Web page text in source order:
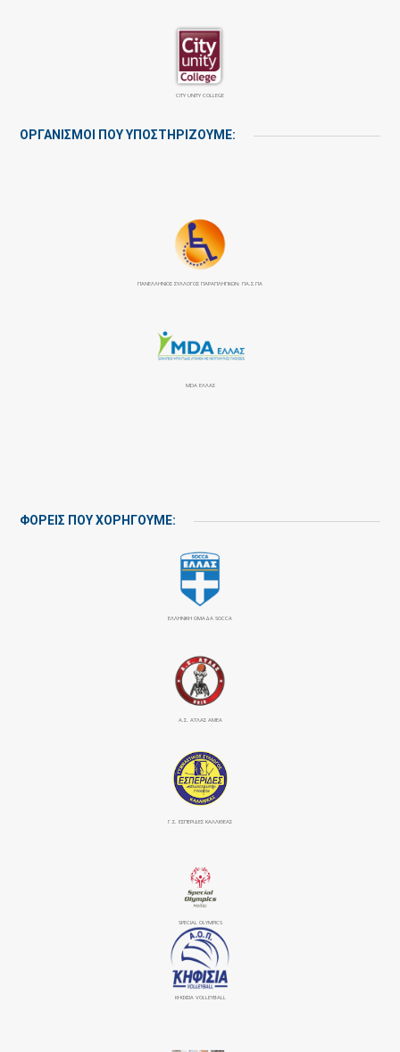
CITY UNITY COLLEGE
ΟΡΓΑΝΙΣΜΟΙ ΠΟΥ ΥΠΟΣΤΗΡΙΖΟΥΜΕ:
ΠΑΝΕΛΛΉΝΙΟΣ ΣΎΛΛΟΓΟΣ ΠΑΡΑΠΛΗΓΙΚΏΝ: ΠΑ.Σ.ΠΑ
MDA ΕΛΛΑΣ
ΦΟΡΕΙΣ ΠΟΥ ΧΟΡΗΓΟΥΜΕ:
ΕΛΛΗΝΙΚΗ ΟΜΑΔΑ SOCCA
Α.Σ. ΑΤΛΑΣ ΑΜΕΑ
Γ.Σ. ΕΣΠΕΡΙΔΕΣ ΚΑΛΛΙΘΕΑΣ
SPECIAL OLYMPICS
ΚΗΦΙΣΙΆ VOLLEYBALL